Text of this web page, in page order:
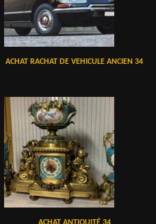
ACHAT RACHAT DE VEHICULE ANCIEN 34